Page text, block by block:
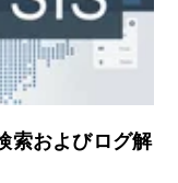
索およびログ解